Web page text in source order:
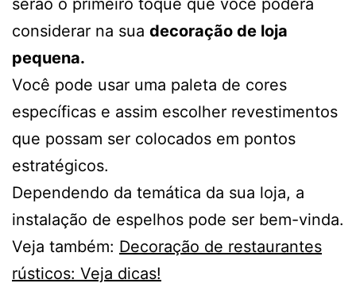
serão o primeiro toque que você poderá
considerar na sua decoração de loja
pequena.
Você pode usar uma paleta de cores
específicas e assim escolher revestimentos
que possam ser colocados em pontos
estratégicos.
Dependendo da temática da sua loja, a
instalação de espelhos pode ser bem-vinda.
Veja também: Decoração de restaurantes
rústicos: Veja dicas!